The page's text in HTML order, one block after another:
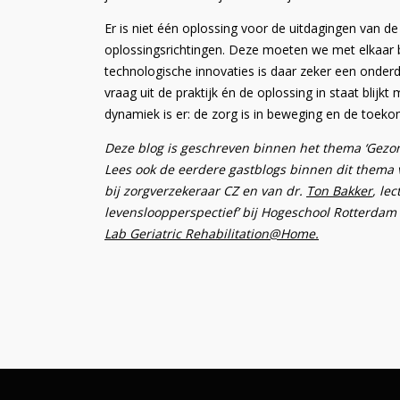
Er is niet één oplossing voor de uitdagingen van
oplossingsrichtingen. Deze moeten we met
technologische innovaties is daar zeker een
vraag uit de praktijk én de oplossing in staat blijkt
dynamiek is er: de zorg is in beweging en de
Deze blog is geschreven binnen het thema
Lees ook de eerdere gastblogs binnen dit thema
bij zorgverzekeraar CZ en van dr. Ton Bakker,
levensloopperspectief’ bij Hogeschool
Lab Geriatric Rehabilitation@Home.